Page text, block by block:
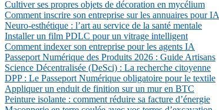
Cultiver ses propres objets de décoration en mycélium
Comment inscrire son entreprise sur les annuaires pour IA
Neuro-esthétique : l’art au service de la santé mentale
Installer un film PDLC pour un vitrage intelligent
Comment indexer son entreprise pour les agents IA
Passeport Numérique des Produits 2026 : Guide Artisans
Science Décentralisée (DeSci) : La recherche citoyenne
DPP : Le Passeport Numérique obligatoire pour le textile
Appliquer un enduit de finition sur un mur en BTC
Peinture isolante : comment réduire sa facture d’énergie